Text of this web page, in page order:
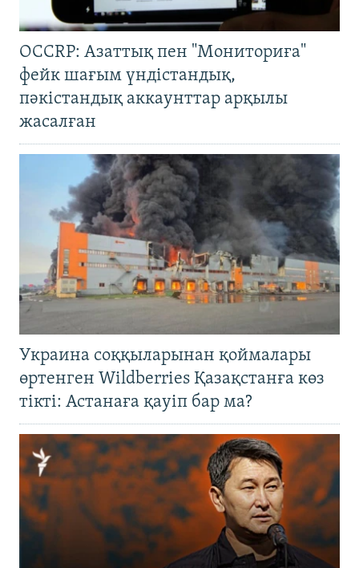
OCCRP: Азаттық пен "Мониториға"
фейк шағым үндістандық,
пәкістандық аккаунттар арқылы
жасалған
Украина соққыларынан қоймалары
өртенген Wildberries Қазақстанға көз
тікті: Астанаға қауіп бар ма?